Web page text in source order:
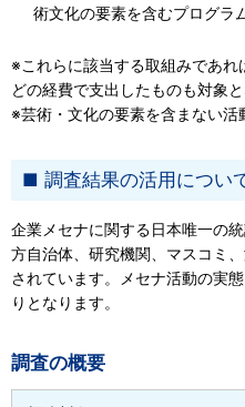
術文化の要素を含むプログラ
※これらに該当する取組みであ
どの経費で支出したものも対象と
※芸術・文化の要素を含まない活
調査結果の活用につい
企業メセナに関する日本唯一の
方自治体、研究機関、マスコミ
されています。メセナ活動の実
りとなります。
調査の概要